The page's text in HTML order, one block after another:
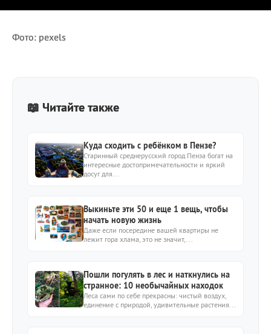
Фото: pexels
📖 Читайте также
Куда сходить с ребёнком в Пензе?
Старинный среднерусский город Пенза богат на
интересные достопримечательности и яркий
досуг для...
Выкиньте эти 50 и еще 1 вещь, чтобы
начать новую жизнь
Даже если посередине вашей квартиры не
лежит гора хлама, это не значит,...
Пошли погулять в лес и наткнулись на
странное: 10 необычайных находок
Леса сами по себе прекрасны: чистый воздух,
единение с природой, удивительные растения...